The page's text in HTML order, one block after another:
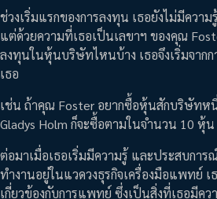
ช่วงเริ่มแรกของการลงทุน เธอยังไม่มีควา
แต่ด้วยความที่เธอเป็นเลขาฯ ของคุณ
ลงทุนในหุ้นบริษัทไหนบ้าง เธอจึงเริ่มจาก
เธอ
เช่น ถ้าคุณ Foster อยากซื้อหุ้นสักบริษัทห
Gladys Holm ก็จะซื้อตามในจำนวน 10 หุ้น
ต่อมาเมื่อเธอเริ่มมีความรู้ และประสบการ
ทำงานอยู่ในแวดวงธุรกิจเครื่องมือแพทย์
เกี่ยวข้องกับการแพทย์ ซึ่งเป็นสิ่งที่เธอมีคว